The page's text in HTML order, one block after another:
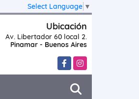
Select Language ▼
Ubicación
Av. Libertador 60 local 2.
Pinamar - Buenos Aires
FacebookInstagram